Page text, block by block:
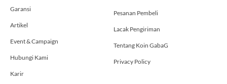
f
Garansi
Artikel
Event & Campaign
Hubungi Kami
Karir
Pesanan Pembeli
Lacak Pengiriman
Tentang Koin GabaG
Privacy Policy